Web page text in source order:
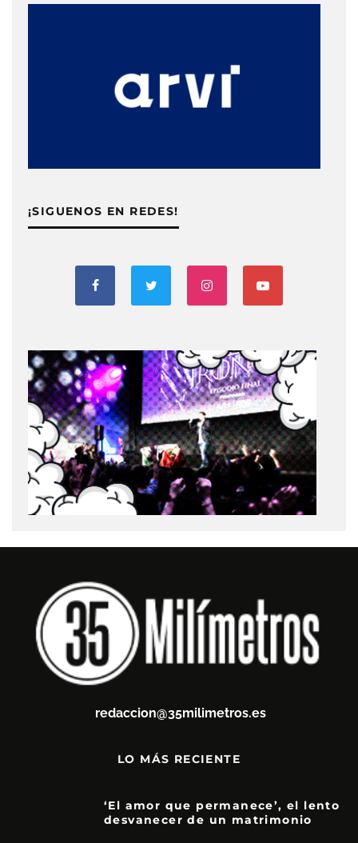
¡SIGUENOS EN REDES!
redaccion@35milimetros.es
LO MÁS RECIENTE
‘El amor que permanece’, el lento
desvanecer de un matrimonio